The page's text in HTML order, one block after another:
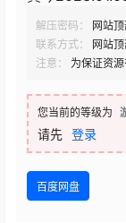
解压密码：
网站
联系方式：
网站
注意：
为保证资
您当前的等级为
请先 登录
百度网盘